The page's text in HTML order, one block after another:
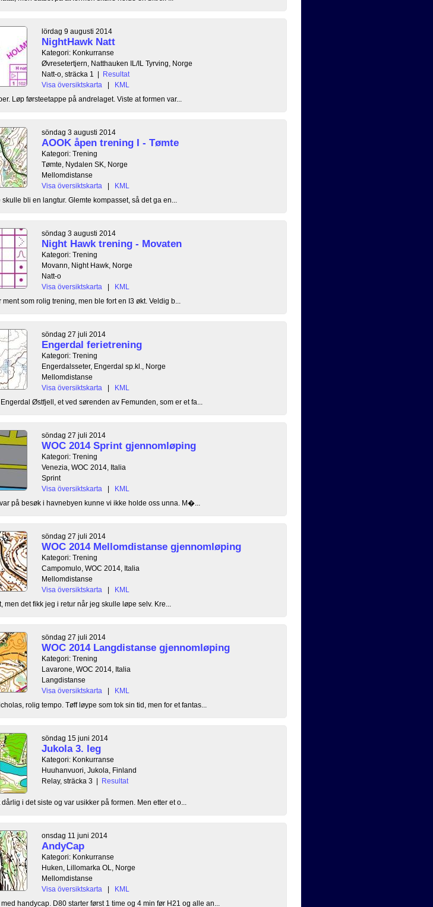
lördag 9 augusti 2014
NightHawk Natt
Kategori: Konkurranse
Øvresetertjern, Natthauken IL/IL Tyrving, Norge
Natt-o, sträcka 1
| Resultat
Visa översiktskarta
|
KML
Løp førsteetappe på andrelaget. Viste at formen var...
söndag 3 augusti 2014
AOOK åpen trening I - Tømte
Kategori: Trening
Tømte, Nydalen SK, Norge
Mellomdistanse
Visa översiktskarta
|
KML
bli en langtur. Glemte kompasset, så det ga en...
söndag 3 augusti 2014
Night Hawk trening - Movaten
Kategori: Trening
Movann, Night Hawk, Norge
Natt-o
Visa översiktskarta
|
KML
som rolig trening, men ble fort en I3 økt. Veldig b...
söndag 27 juli 2014
Engerdal ferietrening
Kategori: Trening
Engerdalsseter, Engerdal sp.kl., Norge
Mellomdistanse
Visa översiktskarta
|
KML
Østfjell, et ved sørenden av Femunden, som er et fa...
söndag 27 juli 2014
WOC 2014 Sprint gjennomløping
Kategori: Trening
Venezia, WOC 2014, Italia
Sprint
Visa översiktskarta
|
KML
på besøk i havnebyen kunne vi ikke holde oss unna. M�...
söndag 27 juli 2014
WOC 2014 Mellomdistanse gjennomløping
Kategori: Trening
Campomulo, WOC 2014, Italia
Mellomdistanse
Visa översiktskarta
|
KML
det fikk jeg i retur når jeg skulle løpe selv. Kre...
söndag 27 juli 2014
WOC 2014 Langdistanse gjennomløping
Kategori: Trening
Lavarone, WOC 2014, Italia
Langdistanse
Visa översiktskarta
|
KML
rolig tempo. Tøff løype som tok sin tid, men for et fantas...
söndag 15 juni 2014
Jukola 3. leg
Kategori: Konkurranse
Huuhanvuori, Jukola, Finland
Relay, sträcka 3 | Resultat
i det siste og var usikker på formen. Men etter et o...
onsdag 11 juni 2014
AndyCap
Kategori: Konkurranse
Huken, Lillomarka OL, Norge
Mellomdistanse
Visa översiktskarta
|
KML
handycap. D80 starter først 1 time og 4 min før H21 og alle an...